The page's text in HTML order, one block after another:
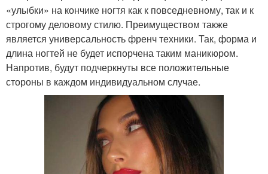
«улыбки» на кончике ногтя как к повседневному, так и к
строгому деловому стилю. Преимуществом также
является универсальность френч техники. Так, форма и
длина ногтей не будет испорчена таким маникюром.
Напротив, будут подчеркнуты все положительные
стороны в каждом индивидуальном случае.